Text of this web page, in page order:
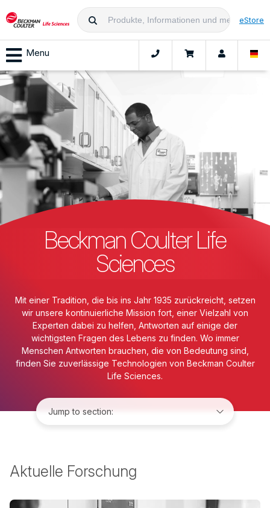
eStore
Menu
Beckman Coulter Life
Sciences
Mit einer Tradition, die bis ins Jahr 1935 zurückreicht, setzen
wir unsere kontinuierliche Mission fort, einer Vielzahl von
Experten dabei zu helfen, Antworten auf einige der
wichtigsten Fragen des Lebens zu finden. Wo immer
Menschen Antworten brauchen, die von Bedeutung sind,
finden Sie zuverlässige Technologien von Beckman Coulter
Life Sciences.
Aktuelle Forschung